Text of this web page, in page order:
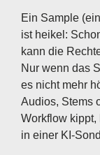
Ein Sample
ist heikel:
kann die
Nur wenn das
es nicht mehr
Audios, Stems
Workflow
in einer KI-